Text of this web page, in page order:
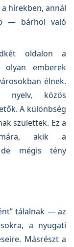
hírekben, annál
— bárhol való
oldalon a
emberek
élnek.
nyelv, közös
A különbség
születtek. Ez a
akik a
de mégis tény
tálalnak — az
a nyugati
Másrészt a